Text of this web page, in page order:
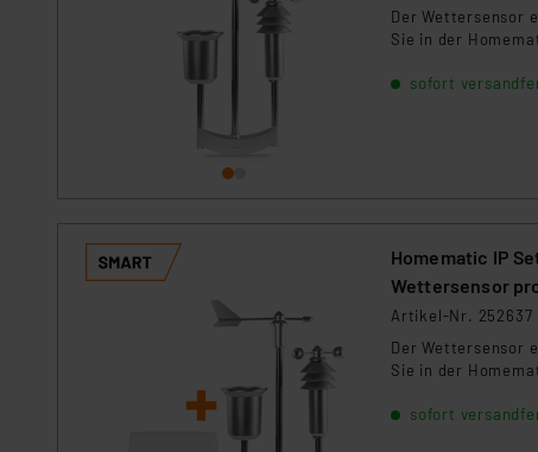
Für die USA besteht kein
Datenschutz nach EU-
Unsere Kooperation mit
Der Wettersensor
Sie in der
sofort
Homematic IP
Wettersensor
Artikel-Nr. 252637
Der Wettersensor
Sie in der
sofort